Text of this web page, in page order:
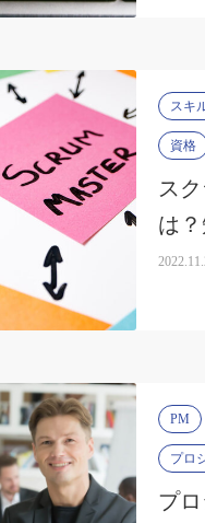
スキ
資格
ス
は
必要
PM
プロ
プ